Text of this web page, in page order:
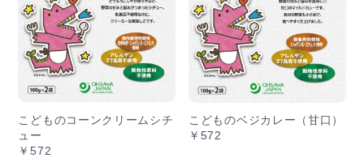
こどものコーンクリームシチ
ュー
￥572
こどものベジカレー（甘口）
￥572